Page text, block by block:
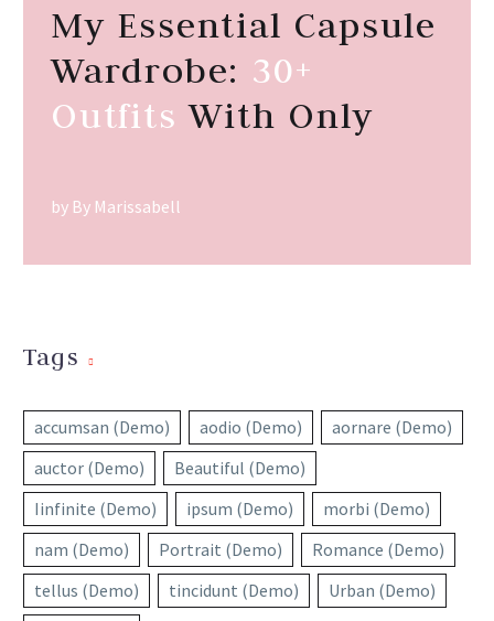
My Essential Capsule
Wardrobe: 30+
Outfits With Only
by By Marissabell
Tags
accumsan (Demo) aodio (Demo)
aornare (Demo)
auctor (Demo)
Beautiful (Demo)
Iinfinite (Demo)
ipsum (Demo)
morbi (Demo)
nam (Demo)
Portrait (Demo)
Romance (Demo)
tellus (Demo)
tincidunt (Demo)
Urban (Demo)